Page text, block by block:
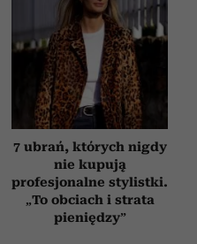
7 ubrań, których nigdy
nie kupują
profesjonalne stylistki.
„To obciach i strata
pieniędzy”